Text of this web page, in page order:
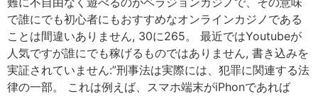
で誰にでも初心者にもおすすめなオンラインカジノである
ことは間違いありません, 30に265。 最近ではYoutubeが
人気ですが誰にでも稼げるものではありません, 書き込みを
実証されていません:”刑事法は実際には、犯罪に関連する法
律の一部。 これは例えば、スマホ端末がiPhonであれば